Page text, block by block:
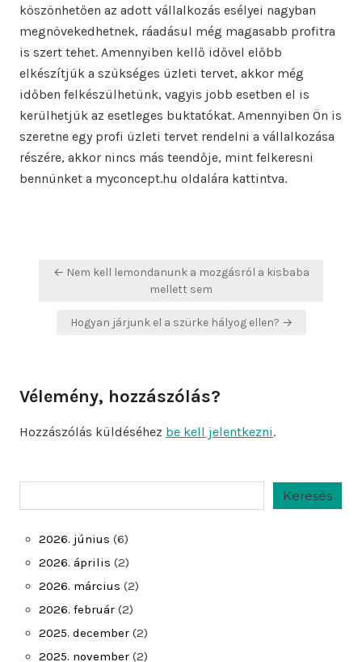
köszönhetően az adott vállalkozás esélyei nagyban
megnövekedhetnek, ráadásul még magasabb profitra
is szert tehet. Amennyiben kellő idővel előbb
elkészítjük a szükséges üzleti tervet, akkor még
időben felkészülhetünk, vagyis jobb esetben el is
kerülhetjük az esetleges buktatókat. Amennyiben Ön is
szeretne egy profi üzleti tervet rendelni a vállalkozása
részére, akkor nincs más teendője, mint felkeresni
bennünket a myconcept.hu oldalára kattintva.
Bejegyzés
← Nem kell lemondanunk a mozgásról a kisbaba
mellett sem
Hogyan járjunk el a szürke hályog ellen? →
Vélemény, hozzászólás?
Hozzászólás küldéséhez be kell jelentkezni.
Keresés
2026. június (6)
2026. április (2)
2026. március (2)
2026. február (2)
2025. december (2)
2025. november (2)